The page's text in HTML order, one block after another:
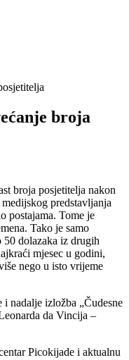
broja
broja posjetitelja nakon
predstavljanja
postajama. Tome je
Tako je samo
dolazaka iz drugih
mjesec u godini,
nego u isto vrijeme
nadalje izložba „Čudesne
da Vincija –
Picokijade i aktualnu